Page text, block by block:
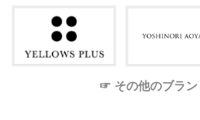
☞ その他のブラン